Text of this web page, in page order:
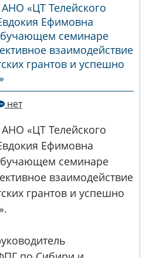
«ЦТ Телейского
Ефимовна
семинаре
взаимодействие
грантов и успешно
нет
«ЦТ Телейского
Ефимовна
семинаре
взаимодействие
грантов и успешно